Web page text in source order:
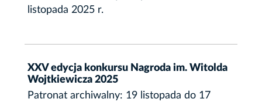
listopada 2025 r.
XXV edycja konkursu Nagroda im. Witolda
Wojtkiewicza 2025
Patronat archiwalny: 19 listopada do 17